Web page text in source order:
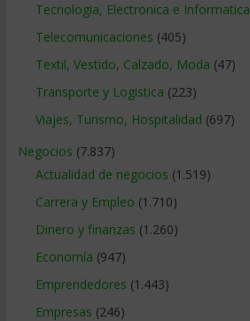
Tecnologia, Electronica e Informatica
Telecomunicaciones (405)
Textil, Vestido, Calzado, Moda (47)
Transporte y Logistica (223)
Viajes, Turismo, Hospitalidad (697)
Negocios (7.837)
Actualidad de negocios (1.519)
Carrera y Empleo (1.710)
Dinero y finanzas (1.260)
Economía (947)
Emprendedores (1.443)
Empresas (246)